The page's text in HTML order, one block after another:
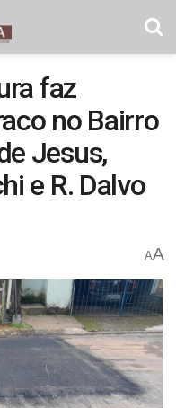
faz
no Bairro
Jesus,
e R. Dalvo
AA